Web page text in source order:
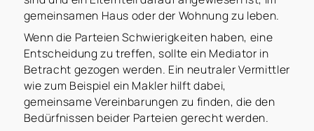
gemeinsamen Haus oder der Wohnung zu leben.
Wenn die Parteien Schwierigkeiten haben, eine
Entscheidung zu treffen, sollte ein Mediator in
Betracht gezogen werden. Ein neutraler Vermittler
wie zum Beispiel ein Makler hilft dabei,
gemeinsame Vereinbarungen zu finden, die den
Bedürfnissen beider Parteien gerecht werden.